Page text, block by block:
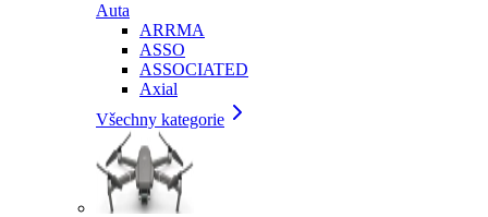
Auta
ARRMA
ASSO
ASSOCIATED
Axial
Všechny kategorie